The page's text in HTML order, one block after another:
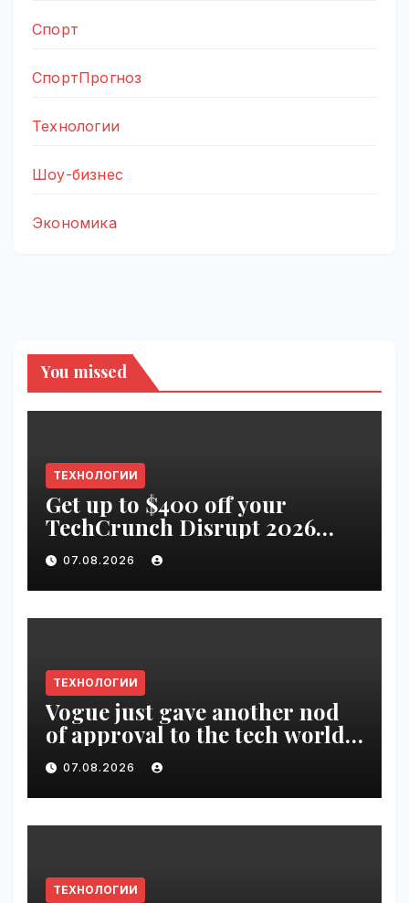
Спорт
СпортПрогноз
Технологии
Шоу-бизнес
Экономика
You missed
ТЕХНОЛОГИИ
Get up to $400 off your
TechCrunch Disrupt 2026
pass until tomorrow |
VseTime.ru
07.08.2026
ТЕХНОЛОГИИ
Vogue just gave another nod
of approval to the tech world |
VseTime.ru
07.08.2026
ТЕХНОЛОГИИ